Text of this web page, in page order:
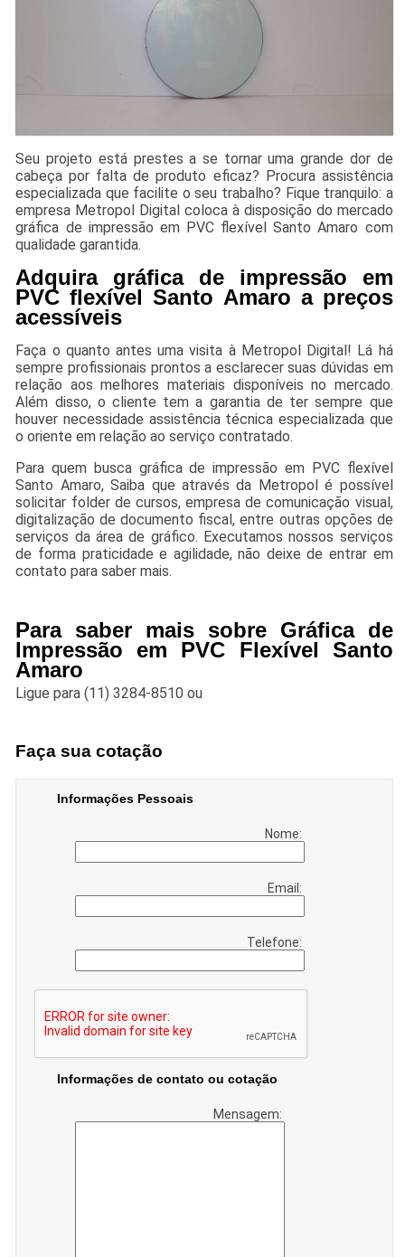
Seu projeto está prestes a se tornar uma grande dor de
cabeça por falta de produto eficaz? Procura assistência
especializada que facilite o seu trabalho? Fique tranquilo: a
empresa Metropol Digital coloca à disposição do mercado
gráfica de impressão em PVC flexível Santo Amaro com
qualidade garantida.
Adquira gráfica de impressão em
PVC flexível Santo Amaro a preços
acessíveis
Faça o quanto antes uma visita à Metropol Digital! Lá há
sempre profissionais prontos a esclarecer suas dúvidas em
relação aos melhores materiais disponíveis no mercado.
Além disso, o cliente tem a garantia de ter sempre que
houver necessidade assistência técnica especializada que
o oriente em relação ao serviço contratado.
Para quem busca gráfica de impressão em PVC flexível
Santo Amaro, Saiba que através da Metropol é possível
solicitar folder de cursos, empresa de comunicação visual,
digitalização de documento fiscal, entre outras opções de
serviços da área de gráfico. Executamos nossos serviços
de forma praticidade e agilidade, não deixe de entrar em
contato para saber mais.
Para saber mais sobre Gráfica de
Impressão em PVC Flexível Santo
Amaro
Ligue para(11) 3284-8510 ou
Faça sua cotação
Informações Pessoais
Nome:
Email:
Telefone:
Informações de contato ou cotação
Mensagem: